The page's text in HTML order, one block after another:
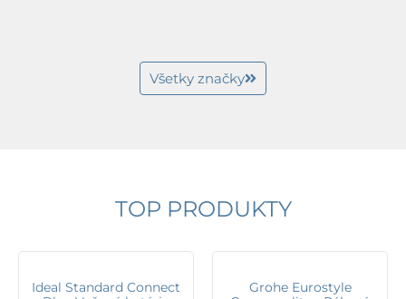
Všetky značky
TOP PRODUKTY
Ideal Standard Connect
Grohe Eurostyle